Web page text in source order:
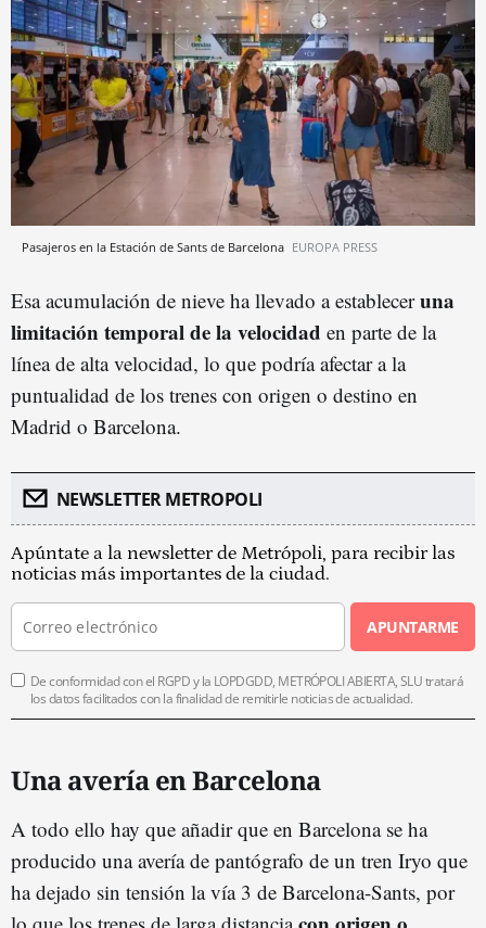
Pasajeros en la Estación de Sants de Barcelona EUROPA PRESS
Esa acumulación de nieve ha llevado a estableceruna
limitación temporal de la velocidad en parte de la
línea de alta velocidad, lo que podría afectar a la
puntualidad de los trenes con origen o destino en
Madrid o Barcelona.
NEWSLETTER METROPOLI
Apúntate a la newsletter de Metrópoli, para recibir las
noticias más importantes de la ciudad.
APUNTARME
De conformidad con el RGPD y la LOPDGDD, METRÓPOLI ABIERTA, SLU tratará
los datos facilitados con la finalidad de remitirle noticias de actualidad.
Una avería en Barcelona
A todo ello hay que añadir que en Barcelona se ha
producido una avería de pantógrafo de un tren Iryo que
ha dejado sin tensión la vía 3 de Barcelona-Sants, por